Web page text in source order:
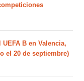
B en Valencia,
el 20 de septiembre)